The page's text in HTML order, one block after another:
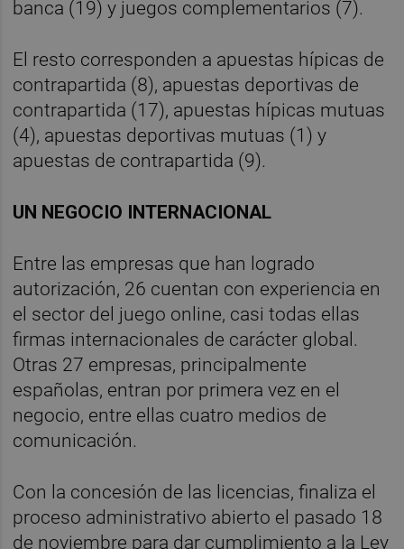
banca (19) y juegos complementarios (7).
El resto corresponden a apuestas hípicas de
contrapartida (8), apuestas deportivas de
contrapartida (17), apuestas hípicas mutuas
(4), apuestas deportivas mutuas (1) y
apuestas de contrapartida (9).
UN NEGOCIO INTERNACIONAL
Entre las empresas que han logrado
autorización, 26 cuentan con experiencia en
el sector del juego online, casi todas ellas
firmas internacionales de carácter global.
Otras 27 empresas, principalmente
españolas, entran por primera vez en el
negocio, entre ellas cuatro medios de
comunicación.
Con la concesión de las licencias, finaliza el
proceso administrativo abierto el pasado 18
de noviembre para dar cumplimiento a la Ley